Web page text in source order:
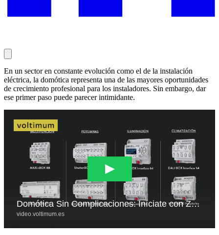
En un sector en constante evolución como el de la instalación
eléctrica, la domótica representa una de las mayores oportunidades
de crecimiento profesional para los instaladores. Sin embargo, dar
ese primer paso puede parecer intimidante.